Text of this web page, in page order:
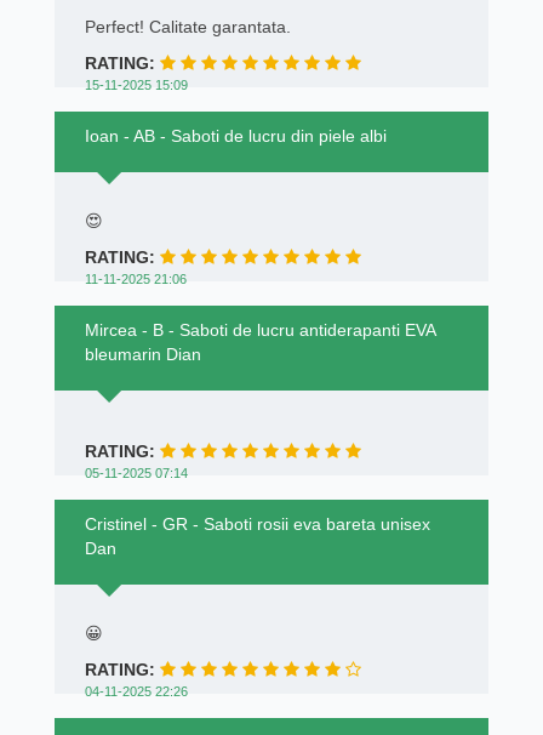
Perfect! Calitate garantata.
RATING:
15-11-2025 15:09
Ioan - AB - Saboti de lucru din piele albi
😍
RATING:
11-11-2025 21:06
Mircea - B - Saboti de lucru antiderapanti EVA
bleumarin Dian
RATING:
05-11-2025 07:14
Cristinel - GR - Saboti rosii eva bareta unisex
Dan
😀
RATING:
04-11-2025 22:26